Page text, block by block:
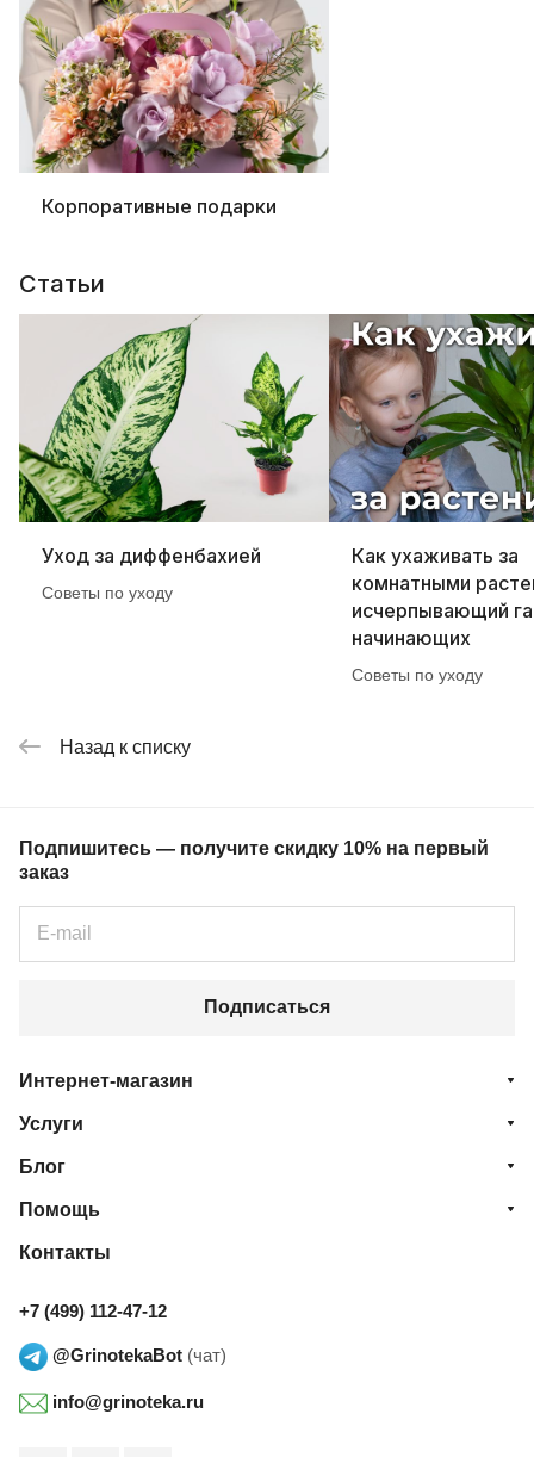
Корпоративные подарки
Статьи
Уход за диффенбахией
Советы по уходу
Как ухаживать за
комнатными
исчерпывающий
начинающих
Советы по уходу
Назад к списку
Подпишитесь — получите скидку 10% на первый
заказ
Подписаться
Интернет-магазин
Услуги
Блог
Помощь
Контакты
+7 (499) 112-47-12
@GrinotekaBot (чат)
info@grinoteka.ru